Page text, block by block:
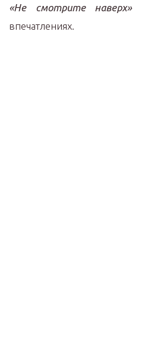
«Не смотрите наверх»
впечатлениях.